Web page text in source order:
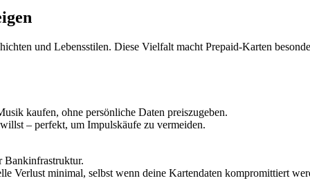
und Lebensstilen. Diese Vielfalt macht Prepaid-Karten
kaufen, ohne persönliche Daten preiszugeben.
– perfekt, um Impulskäufe zu vermeiden.
Bankinfrastruktur.
Verlust minimal, selbst wenn deine Kartendaten kompromittiert